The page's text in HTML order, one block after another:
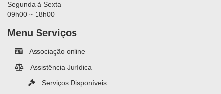
Segunda à Sexta
09h00 ~ 18h00
Menu Serviços
Associação online
Assistência Jurídica
Serviços Disponíveis